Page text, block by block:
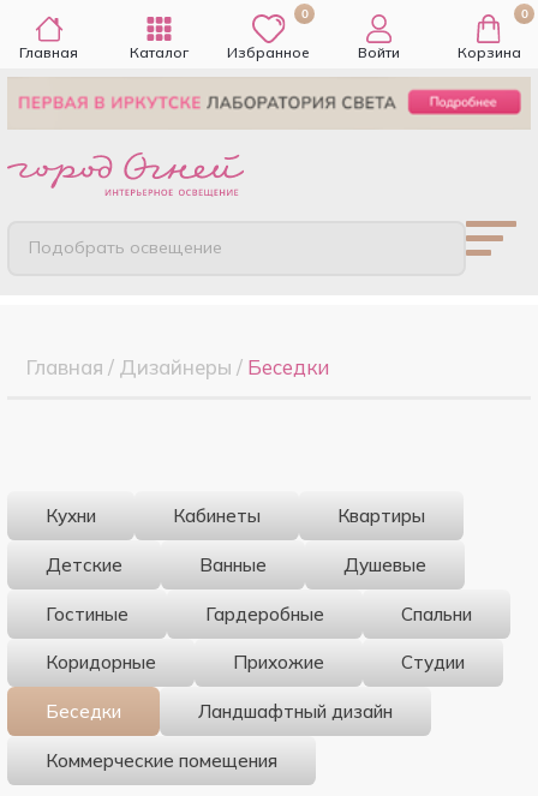
Главная Каталог
0
Избранное Войти
0
Корзина
Подобрать освещение
Главная / Дизайнеры / Беседки
Кухни Кабинеты Квартиры
Детские Ванные Душевые
Гостиные Гардеробные Спальни
Коридорные Прихожие Студии
Беседки Ландшафтный дизайн
Коммерческие помещения